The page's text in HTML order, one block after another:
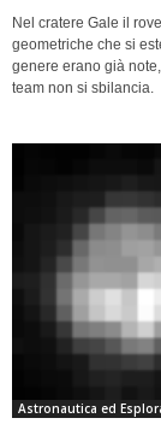
Nel cratere Gale il
geometriche che si
genere erano già
team non si sbilancia.
Astronautica ed